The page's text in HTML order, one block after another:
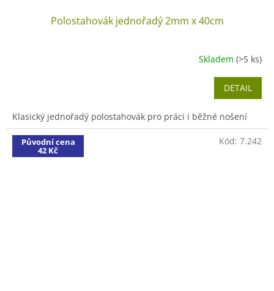
Polostahovák jednořadý 2mm x 40cm
Skladem (>5 ks)
DETAIL
Klasický jednořadý polostahovák pro práci i běžné nošení
Původní cena
42 Kč
Kód: 7.242